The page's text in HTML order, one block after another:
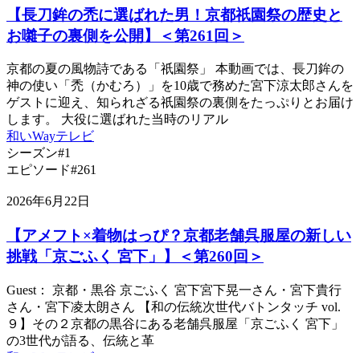
【長刀鉾の禿に選ばれた男！京都祇園祭の歴史と
お囃子の裏側を公開】＜第261回＞
京都の夏の風物詩である「祇園祭」 本動画では、長刀鉾の
神の使い「禿（かむろ）」を10歳で務めた宮下涼太郎さんを
ゲストに迎え、知られざる祇園祭の裏側をたっぷりとお届け
します。 大役に選ばれた当時のリアル
和いWayテレビ
シーズン#1
エピソード#261
2026年6月22日
【アメフト×着物はっぴ？京都老舗呉服屋の新しい
挑戦「京ごふく 宮下」】＜第260回＞
Guest： 京都・黒谷 京ごふく 宮下宮下晃一さん・宮下貴行
さん・宮下凌太朗さん 【和の伝統次世代バトンタッチ vol.
９】その２京都の黒谷にある老舗呉服屋「京ごふく 宮下」
の3世代が語る、伝統と革